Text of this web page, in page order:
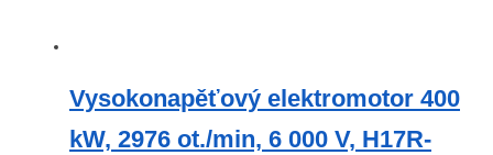
Vysokonapěťový elektromotor 400
kW, 2976 ot./min, 6 000 V, H17R-